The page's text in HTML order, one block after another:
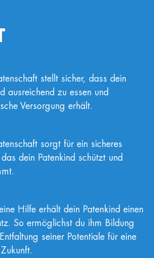
stellt sicher, dass dein
ausreichend zu essen und
Versorgung erhält.
sorgt für ein sicheres
dein Patenkind schützt und
Hilfe erhält dein Patenkind einen
So ermöglichst du ihm Bildung
seiner Potentiale für eine